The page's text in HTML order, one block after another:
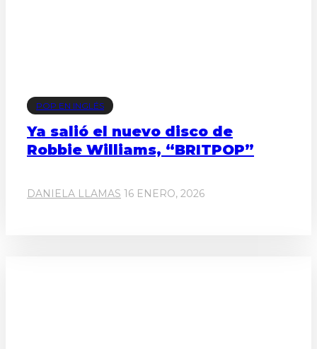
POP EN INGLÉS
Ya salió el nuevo disco de
Robbie Williams, “BRITPOP”
DANIELA LLAMAS 16 ENERO, 2026